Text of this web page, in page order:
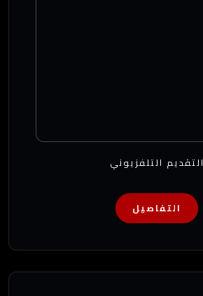
التقديم التلفزيوني
التفاصيل